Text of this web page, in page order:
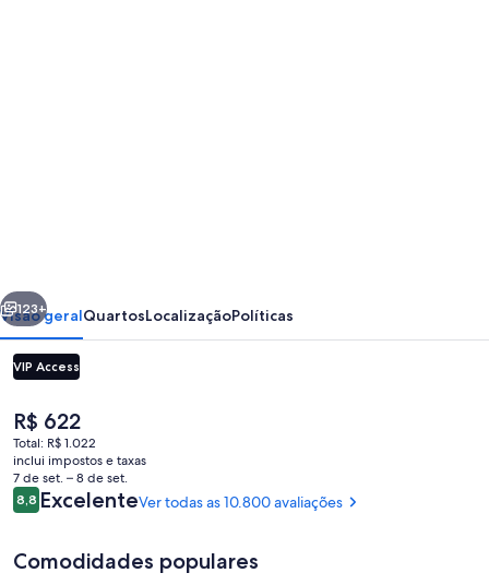
Vegas
Próximo
123+
Visão geralQuartosLocalizaçãoPolíticas
VIP Access
O
preço
atual
é
R$ 622
R$ 622
Total: R$ 1.022
inclui impostos e taxas
7 de set. – 8 de set.
Avaliações
8,88,8 de 10
ExcelenteVer todas as 10.800 avaliações
Comodidades populares